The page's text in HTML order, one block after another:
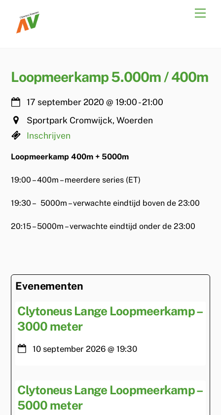
content
Loopmeerkamp 5.000m / 400m
17 september 2020 @19:00-21:00
Sportpark Cromwijck, Woerden
Inschrijven
Loopmeerkamp 400m + 5000m
19:00 – 400m – meerdere series (ET)
19:30 – 5000m – verwachte eindtijd boven de 23:00
20:15 – 5000m – verwachte eindtijd onder de 23:00
Evenementen
Clytoneus Lange Loopmeerkamp –
3000 meter
10 september 2026 @ 19:30
Clytoneus Lange Loopmeerkamp –
5000 meter